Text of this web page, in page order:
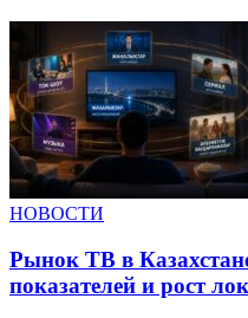
НОВОСТИ
Рынок ТВ в
показателей и рост